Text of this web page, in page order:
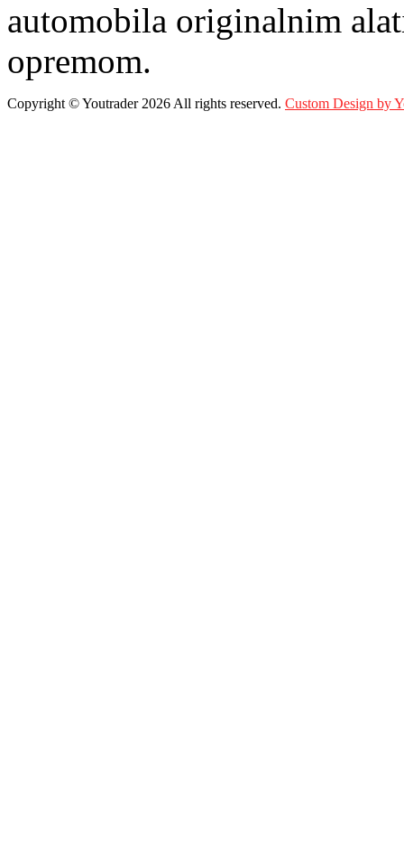
automobila originalnim
opremom.
Copyright ©Youtrader2026 All rights reserved. Custom Design by